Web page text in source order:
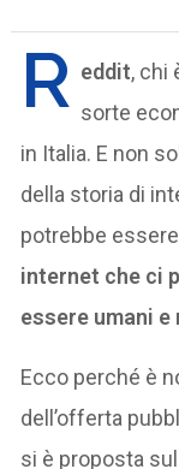
R eddit, chi
sorte
in Italia. E non
della storia di
potrebbe
internet che ci
essere umani
Ecco perché è
dell’offerta
si è proposta